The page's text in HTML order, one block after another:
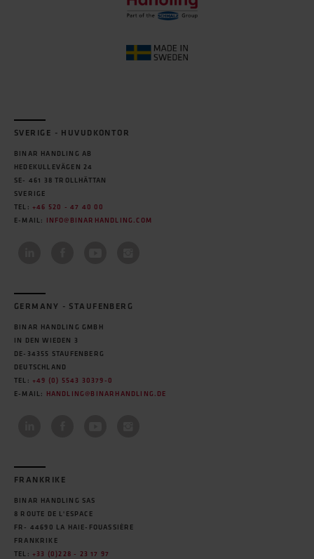
SVERIGE - HUVUDKONTOR
BINAR HANDLING AB
HEDEKULLEVÄGEN 24
SE- 461 38 TROLLHÄTTAN
SVERIGE
TEL: +46 520 - 47 40 00
E-MAIL:
INFO@BINARHANDLING.COM
GERMANY - STAUFENBERG
BINAR HANDLING GMBH
IN DEN WIEDEN 3
DE-34355 STAUFENBERG
DEUTSCHLAND
TEL: +49 (0) 5543 30379-0
E-MAIL:
HANDLING@BINARHANDLING.DE
FRANKRIKE
BINAR HANDLING SAS
8 ROUTE DE L'ESPACE
FR- 44690 LA HAIE-FOUASSIÈRE
FRANKRIKE
TEL: +33 (0)228 - 23 17 97